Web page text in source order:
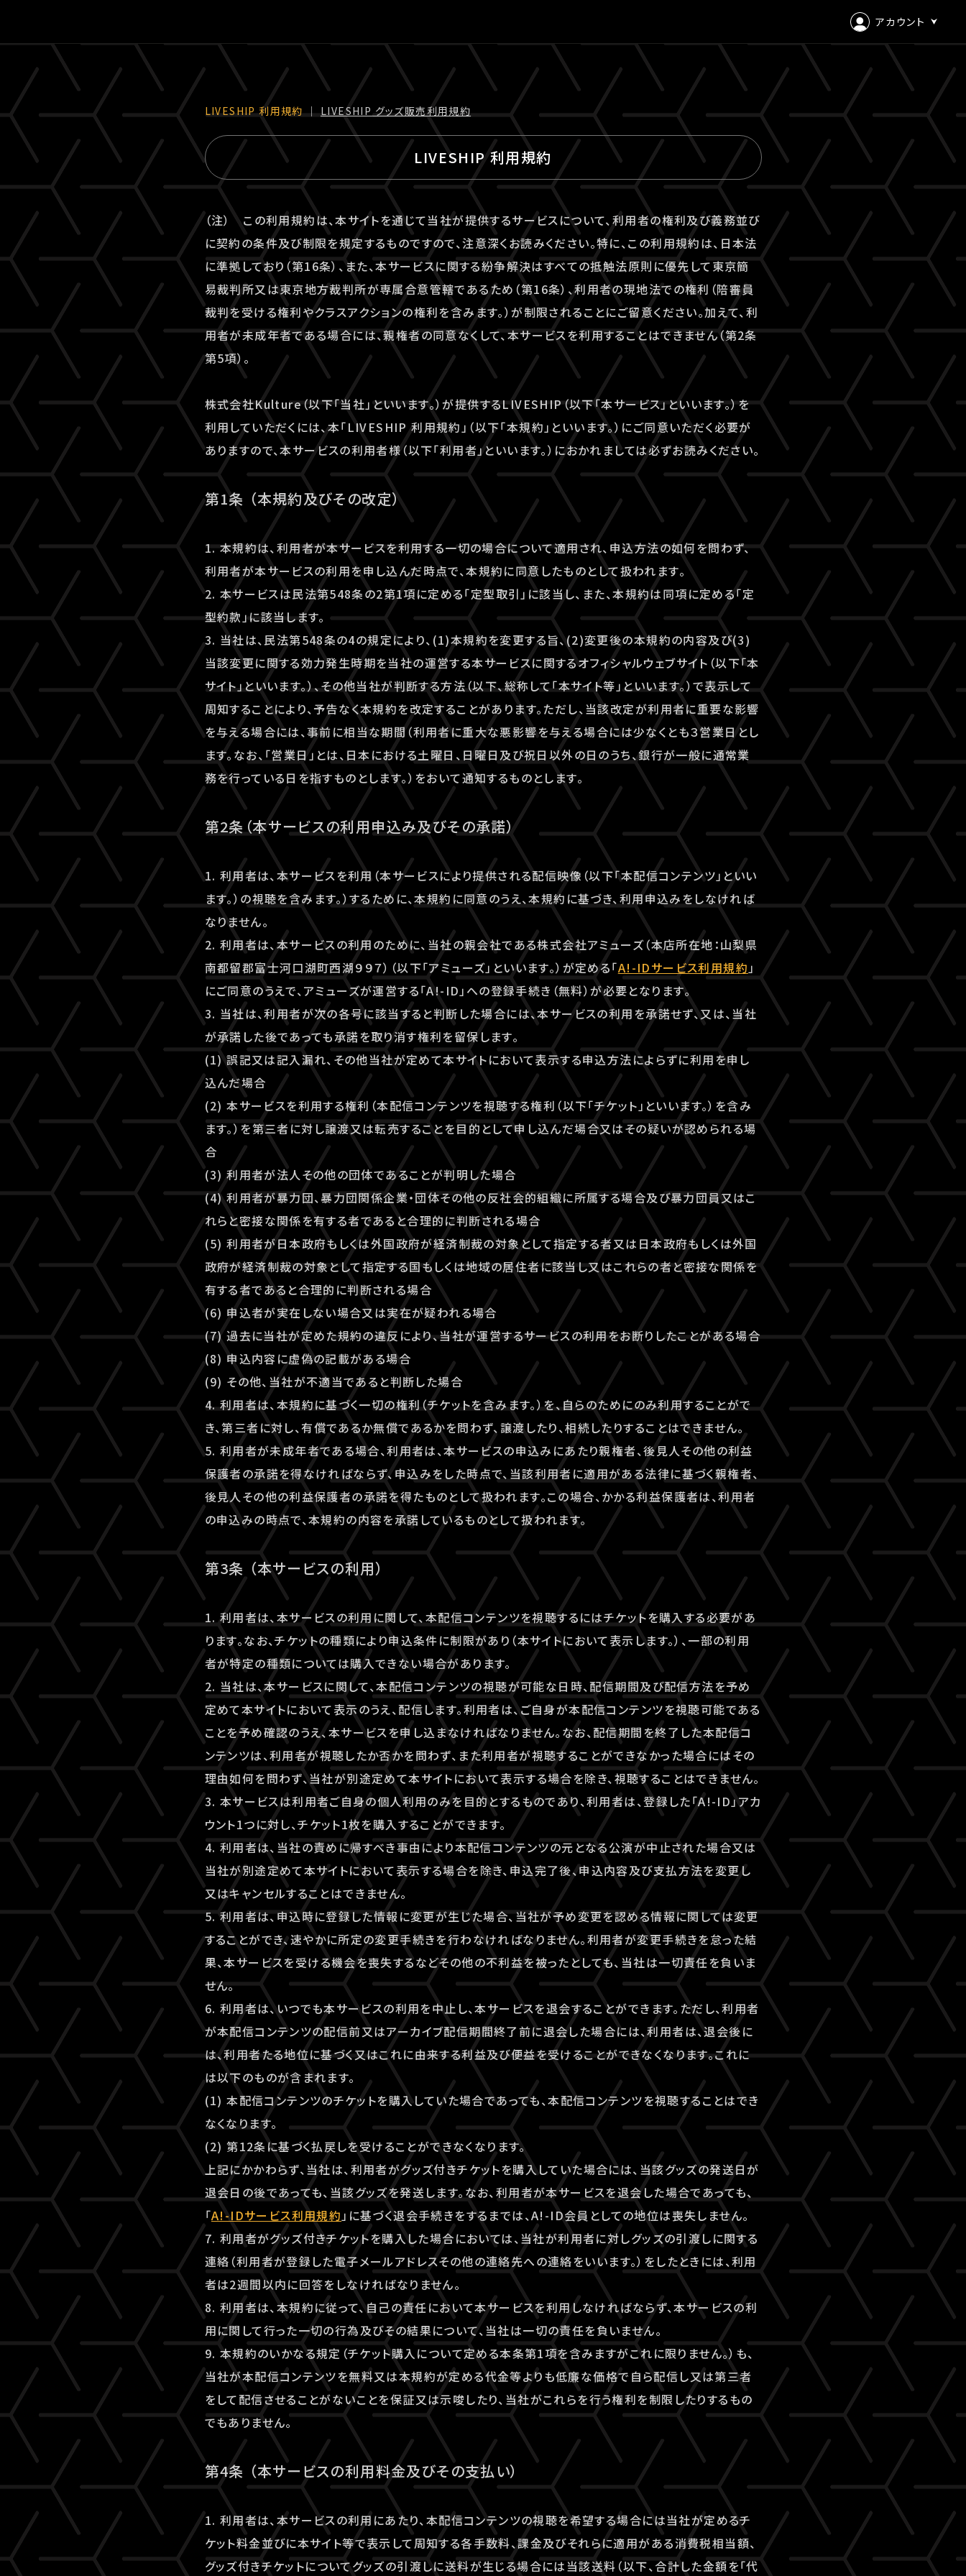
アカウント
ログイン
会員登録
LIVESHIP 利⽤規約｜LIVESHIP グッズ販売利⽤規約
LIVESHIP 利用規約
（注） この利用規約は、本サイトを通じて当社が提供するサービスについて、利用者の権利及び義務並び
に契約の条件及び制限を規定するものですので、注意深くお読みください。特に、この利用規約は、日本法
に準拠しており（第16条）、また、本サービスに関する紛争解決はすべての抵触法原則に優先して東京簡
易裁判所又は東京地方裁判所が専属合意管轄であるため（第16条）、利用者の現地法での権利（陪審員
裁判を受ける権利やクラスアクションの権利を含みます。）が制限されることにご留意ください。加えて、利
用者が未成年者である場合には、親権者の同意なくして、本サービスを利用することはできません（第2条
第5項）。
株式会社Kulture（以下「当社」といいます。）が提供するLIVESHIP（以下「本サービス」といいます。）を
利用していただくには、本「LIVESHIP 利用規約」（以下「本規約」といいます。）にご同意いただく必要が
ありますので、本サービスの利用者様（以下「利用者」といいます。）におかれましては必ずお読みください。
第1条 （本規約及びその改定）
1. 本規約は、利用者が本サービスを利用する一切の場合について適用され、申込方法の如何を問わず、
利用者が本サービスの利用を申し込んだ時点で、本規約に同意したものとして扱われます。
2. 本サービスは民法第548条の2第1項に定める「定型取引」に該当し、また、本規約は同項に定める「定
型約款」に該当します。
3. 当社は、民法第548条の4の規定により、(1)本規約を変更する旨、(2)変更後の本規約の内容及び(3)
当該変更に関する効力発生時期を当社の運営する本サービスに関するオフィシャルウェブサイト（以下「本
サイト」といいます。）、その他当社が判断する方法（以下、総称して「本サイト等」といいます。）で表示して
周知することにより、予告なく本規約を改定することがあります。ただし、当該改定が利用者に重要な影響
を与える場合には、事前に相当な期間（利用者に重大な悪影響を与える場合には少なくとも３営業日とし
ます。なお、「営業日」とは、日本における土曜日、日曜日及び祝日以外の日のうち、銀行が一般に通常業
務を行っている日を指すものとします。）をおいて通知するものとします。
第2条（本サービスの利用申込み及びその承諾）
1. 利用者は、本サービスを利用（本サービスにより提供される配信映像（以下「本配信コンテンツ」といい
ます。）の視聴を含みます。）するために、本規約に同意のうえ、本規約に基づき、利用申込みをしなければ
なりません。
2. 利用者は、本サービスの利用のために、当社の親会社である株式会社アミューズ（本店所在地：山梨県
南都留郡富士河口湖町西湖９９７）（以下「アミューズ」といいます。）が定める「A!-IDサービス利用規約」
にご同意のうえで、アミューズが運営する「A!-ID」への登録手続き（無料）が必要となります。
3. 当社は、利用者が次の各号に該当すると判断した場合には、本サービスの利用を承諾せず、又は、当社
が承諾した後であっても承諾を取り消す権利を留保します。
(1) 誤記又は記入漏れ、その他当社が定めて本サイトにおいて表示する申込方法によらずに利用を申し
込んだ場合
(2) 本サービスを利用する権利（本配信コンテンツを視聴する権利（以下「チケット」といいます。）を含み
ます。）を第三者に対し譲渡又は転売することを目的として申し込んだ場合又はその疑いが認められる場
合
(3) 利用者が法人その他の団体であることが判明した場合
(4) 利用者が暴力団、暴力団関係企業・団体その他の反社会的組織に所属する場合及び暴力団員又はこ
れらと密接な関係を有する者であると合理的に判断される場合
(5) 利用者が日本政府もしくは外国政府が経済制裁の対象として指定する者又は日本政府もしくは外国
政府が経済制裁の対象として指定する国もしくは地域の居住者に該当し又はこれらの者と密接な関係を
有する者であると合理的に判断される場合
(6) 申込者が実在しない場合又は実在が疑われる場合
(7) 過去に当社が定めた規約の違反により、当社が運営するサービスの利用をお断りしたことがある場合
(8) 申込内容に虚偽の記載がある場合
(9) その他、当社が不適当であると判断した場合
4. 利用者は、本規約に基づく一切の権利（チケットを含みます。）を、自らのためにのみ利用することがで
き、第三者に対し、有償であるか無償であるかを問わず、譲渡したり、相続したりすることはできません。
5. 利用者が未成年者である場合、利用者は、本サービスの申込みにあたり親権者、後見人その他の利益
保護者の承諾を得なければならず、申込みをした時点で、当該利用者に適用がある法律に基づく親権者、
後見人その他の利益保護者の承諾を得たものとして扱われます。この場合、かかる利益保護者は、利用者
の申込みの時点で、本規約の内容を承諾しているものとして扱われます。
第3条 （本サービスの利用）
1. 利用者は、本サービスの利用に関して、本配信コンテンツを視聴するにはチケットを購入する必要があ
ります。なお、チケットの種類により申込条件に制限があり（本サイトにおいて表示します。）、一部の利用
者が特定の種類については購入できない場合があります。
2. 当社は、本サービスに関して、本配信コンテンツの視聴が可能な日時、配信期間及び配信方法を予め
定めて本サイトにおいて表示のうえ、配信します。利用者は、ご自身が本配信コンテンツを視聴可能である
ことを予め確認のうえ、本サービスを申し込まなければなりません。なお、配信期間を終了した本配信コ
ンテンツは、利用者が視聴したか否かを問わず、また利用者が視聴することができなかった場合にはその
理由如何を問わず、当社が別途定めて本サイトにおいて表示する場合を除き、視聴することはできません。
3. 本サービスは利用者ご自身の個人利用のみを目的とするものであり、利用者は、登録した「A!-ID」アカ
ウント1つに対し、チケット1枚を購入することができます。
4. 利用者は、当社の責めに帰すべき事由により本配信コンテンツの元となる公演が中止された場合又は
当社が別途定めて本サイトにおいて表示する場合を除き、申込完了後、申込内容及び支払方法を変更し
又はキャンセルすることはできません。
5. 利用者は、申込時に登録した情報に変更が生じた場合、当社が予め変更を認める情報に関しては変更
することができ、速やかに所定の変更手続きを行わなければなりません。利用者が変更手続きを怠った結
果、本サービスを受ける機会を喪失するなどその他の不利益を被ったとしても、当社は一切責任を負いま
せん。
6. 利用者は、いつでも本サービスの利用を中止し、本サービスを退会することができます。ただし、利用者
が本配信コンテンツの配信前又はアーカイブ配信期間終了前に退会した場合には、利用者は、退会後に
は、利用者たる地位に基づく又はこれに由来する利益及び便益を受けることができなくなります。これに
は以下のものが含まれます。
(1) 本配信コンテンツのチケットを購入していた場合であっても、本配信コンテンツを視聴することはでき
なくなります。
(2) 第12条に基づく払戻しを受けることができなくなります。
上記にかかわらず、当社は、利用者がグッズ付きチケットを購入していた場合には、当該グッズの発送日が
退会日の後であっても、当該グッズを発送します。なお、利用者が本サービスを退会した場合であっても、
「A!-IDサービス利用規約」に基づく退会手続きをするまでは、A!-ID会員としての地位は喪失しません。
7. 利用者がグッズ付きチケットを購入した場合においては、当社が利用者に対しグッズの引渡しに関する
連絡（利用者が登録した電子メールアドレスその他の連絡先への連絡をいいます。）をしたときには、利用
者は2週間以内に回答をしなければなりません。
8. 利用者は、本規約に従って、自己の責任において本サービスを利用しなければならず、本サービスの利
用に関して行った一切の行為及びその結果について、当社は一切の責任を負いません。
9. 本規約のいかなる規定（チケット購入について定める本条第1項を含みますがこれに限りません。）も、
当社が本配信コンテンツを無料又は本規約が定める代金等よりも低廉な価格で自ら配信し又は第三者
をして配信させることがないことを保証又は示唆したり、当社がこれらを行う権利を制限したりするもの
でもありません。
第4条 （本サービスの利用料金及びその支払い）
1. 利用者は、本サービスの利用にあたり、本配信コンテンツの視聴を希望する場合には当社が定めるチ
ケット料金並びに本サイト等で表示して周知する各手数料、課金及びそれらに適用がある消費税相当額、
グッズ付きチケットについてグッズの引渡しに送料が生じる場合には当該送料（以下、合計した金額を「代